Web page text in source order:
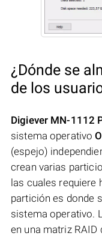
¿Dónde se
de los
Digiever MN-1112
sistema operativo
(espejo)
crean varias
las cuales requiere
partición es donde
sistema operativo.
en una matriz